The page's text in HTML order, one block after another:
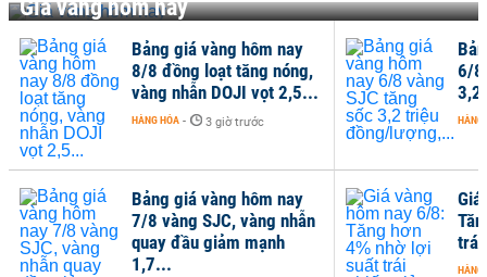
Giá vàng hôm nay
Bảng giá vàng hôm nay
8/8 đồng loạt tăng nóng,
vàng nhẫn DOJI vọt 2,5...
HÀNG HÓA - 3 giờ trước
Bảng giá vàng hôm nay
7/8 vàng SJC, vàng nhẫn
quay đầu giảm mạnh
1,7...
6/8
3,2
HÀNG
trái
HÀNG